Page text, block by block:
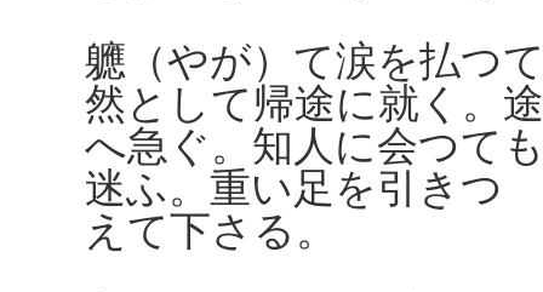
軈（やが）て涙を払つ
然として帰途に就く。
へ急ぐ。知人に会つて
迷ふ。重い足を引きつ
えて下さる。